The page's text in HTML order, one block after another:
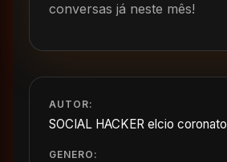
conversas já neste mês!
AUTOR:
SOCIAL HACKER elcio coronato
GENERO: